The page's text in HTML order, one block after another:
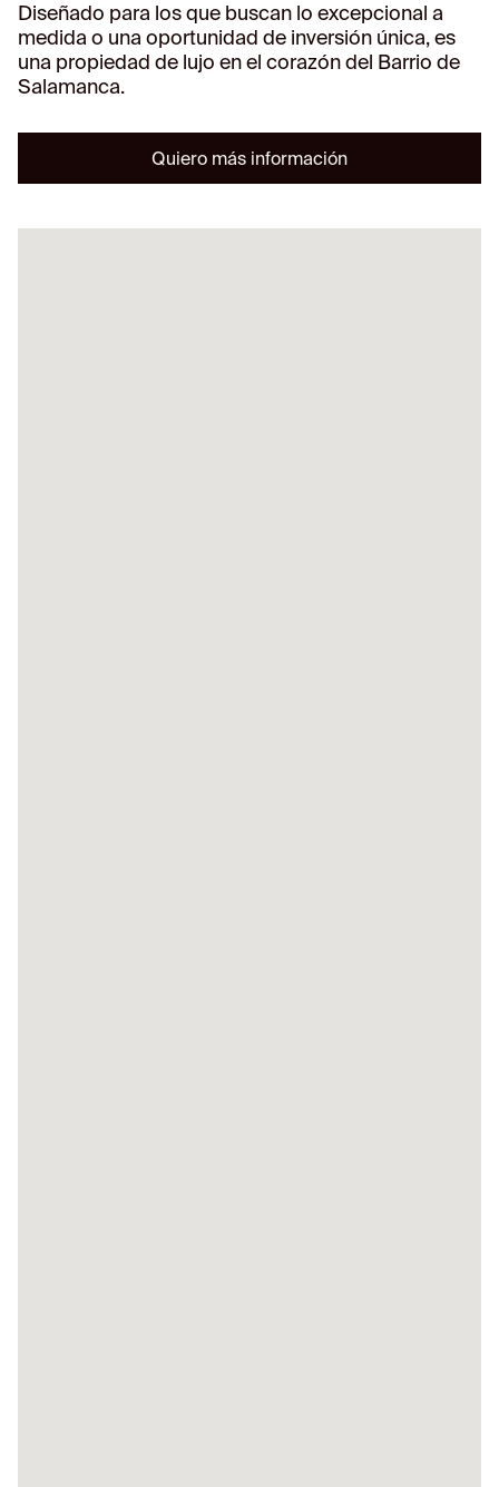
Diseñado para los que buscan lo excepcional a
medida o una oportunidad de inversión única, es
una propiedad de lujo en el corazón del Barrio de
Salamanca.
Quiero más información